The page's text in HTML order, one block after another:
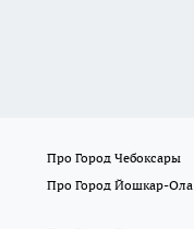
Про Город Чебоксары
Про Город Йошкар-Ола